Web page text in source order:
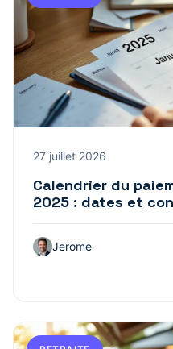
27 juillet 2026
Calendrier du
2025 : dates et
Jerome